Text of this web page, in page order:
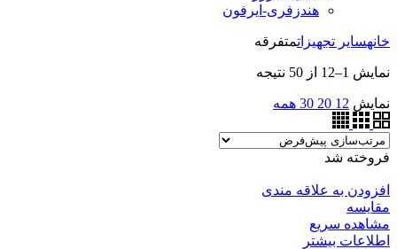
هندزفری-ایرفون
خانهسایر تجهیزاتمتفرقه
نمایش 1–12 از 50 نتیجه
نمایش 12
20
30 همه
فروخته شد
افزودن به علاقه مندی
مقایسه
مشاهده سریع
اطلاعات بیشتر